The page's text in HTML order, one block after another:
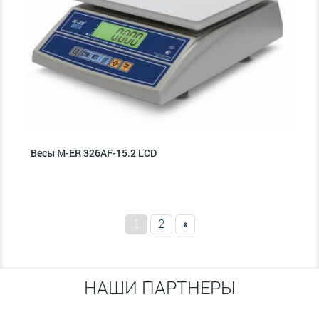
Весы M-ER 326AF-15.2 LCD
1 2 »
НАШИ ПАРТНЕРЫ